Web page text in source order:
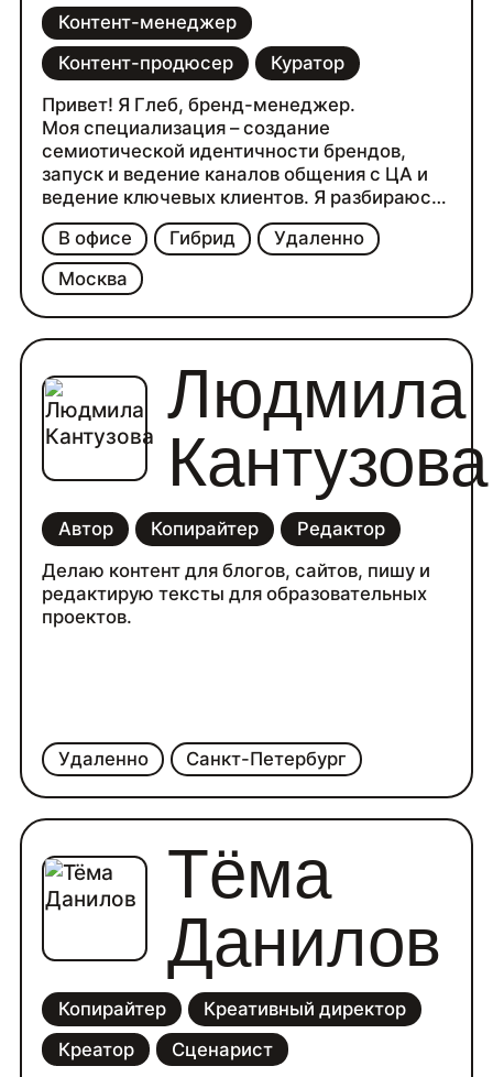
В офисе Гибрид
Удаленно
Москва
Контент-менеджер
Контент-продюсер
Куратор
Привет! Я Глеб, бренд-менеджер.
Моя специализация – создание
семиотической идентичности брендов,
запуск и ведение каналов общения с ЦА и
ведение ключевых клиентов. Я разбираюсь
в маркетинге и создаю и дорабатываю ToV.
За спиной: значительный опыт фриланса в
сферах IT, логистики и моды, от
организации освещения мероприятий в
СМК до управления маркетинговыми
командами на время-ориентированных
По образованию я пиарщик.
У меня исключительный вкус в плане слов и
формулировок.
Удаленно Санкт-Петербург
Людмила
Кантузова
Автор Копирайтер
Редактор
Делаю контент для блогов, сайтов, пишу и
редактирую тексты для образовательных
проектов.
Тёма
Данилов
Копирайтер
Креативный директор
Креатор
Сценарист